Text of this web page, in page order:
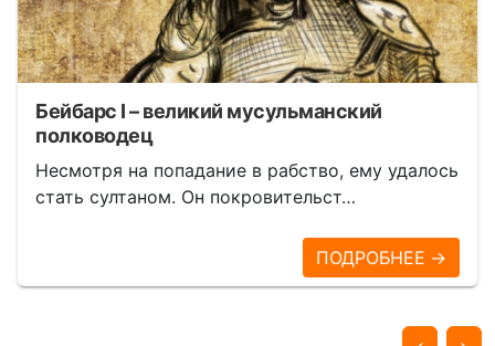
Бейбарс I – великий мусульманский
полководец
Несмотря на попадание в рабство, ему удалось
стать султаном. Он покровительст…
ПОДРОБНЕЕ →